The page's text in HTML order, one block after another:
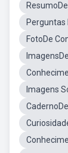
Perguntas
FotoDe
Imagens